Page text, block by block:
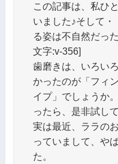
この記事は、私ひ
いました♪そして
る姿は不自然だっ
文字:v-356]
歯磨きは、いろい
かったのが「フィ
イプ」でしょうか
ったら、是非試し
実は最近、ララの
っていまして、や
た。